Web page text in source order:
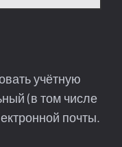
учётную
(в том числе
почты.